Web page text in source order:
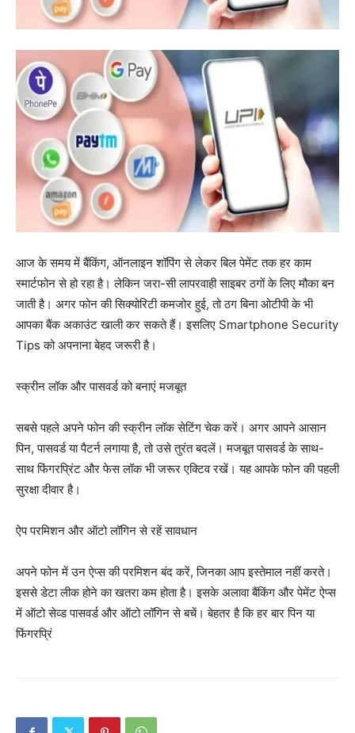
आज के समय में बैंकिंग, ऑनलाइन शॉपिंग से लेकर बिल पेमेंट तक हर काम
स्मार्टफोन से हो रहा है। लेकिन जरा-सी लापरवाही साइबर ठगों के लिए मौका बन
जाती है। अगर फोन की सिक्योरिटी कमजोर हुई, तो ठग बिना ओटीपी के भी
आपका बैंक अकाउंट खाली कर सकते हैं। इसलिए Smartphone Security
Tips को अपनाना बेहद जरूरी है।
स्क्रीन लॉक और पासवर्ड को बनाएं मजबूत
सबसे पहले अपने फोन की स्क्रीन लॉक सेटिंग चेक करें। अगर आपने आसान
पिन, पासवर्ड या पैटर्न लगाया है, तो उसे तुरंत बदलें। मजबूत पासवर्ड के साथ-
साथ फिंगरप्रिंट और फेस लॉक भी जरूर एक्टिव रखें। यह आपके फोन की पहली
सुरक्षा दीवार है।
ऐप परमिशन और ऑटो लॉगिन से रहें सावधान
अपने फोन में उन ऐप्स की परमिशन बंद करें, जिनका आप इस्तेमाल नहीं करते।
इससे डेटा लीक होने का खतरा कम होता है। इसके अलावा बैंकिंग और पेमेंट ऐप्स
में ऑटो सेव्ड पासवर्ड और ऑटो लॉगिन से बचें। बेहतर है कि हर बार पिन या
फिंगरप्रिं